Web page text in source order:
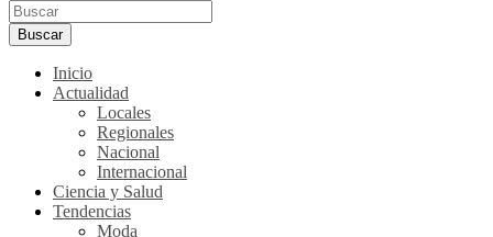
Buscar
Inicio
Actualidad
Locales
Regionales
Nacional
Internacional
Ciencia y Salud
Tendencias
Moda